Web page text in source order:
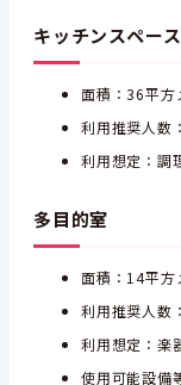
キッチンスペース
面積：36平方
利用推奨人数
利用想定：調
多目的室
面積：14平方
利用推奨人数
利用想定：楽
使用可能設備